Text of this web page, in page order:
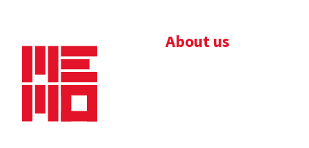
About us